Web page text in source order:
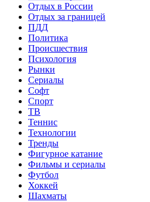
Отдых в России
Отдых за границей
ПДД
Политика
Происшествия
Психология
Рынки
Сериалы
Софт
Спорт
ТВ
Теннис
Технологии
Тренды
Фигурное катание
Фильмы и сериалы
Футбол
Хоккей
Шахматы